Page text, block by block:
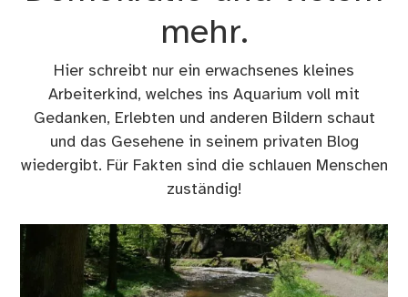
mehr.
Hier schreibt nur ein erwachsenes kleines
Arbeiterkind, welches ins Aquarium voll mit
Gedanken, Erlebten und anderen Bildern schaut
und das Gesehene in seinem privaten Blog
wiedergibt. Für Fakten sind die schlauen Menschen
zuständig!